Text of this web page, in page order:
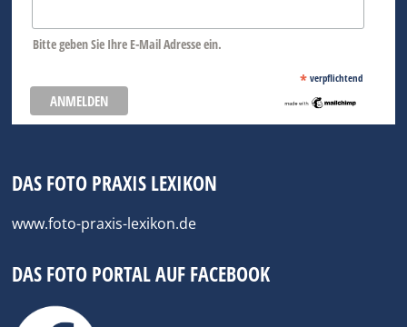
Bitte geben Sie Ihre E-Mail Adresse ein.
* verpflichtend
DAS FOTO PRAXIS LEXIKON
www.foto-praxis-lexikon.de
DAS FOTO PORTAL AUF FACEBOOK